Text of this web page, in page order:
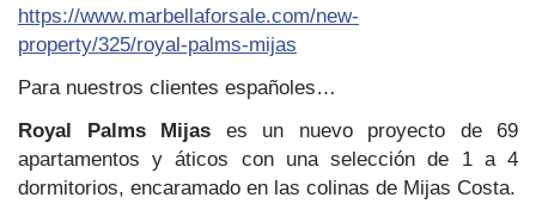
https://www.marbellaforsale.com/new-
property/325/royal-palms-mijas
Para nuestros clientes españoles…
Royal Palms Mijas es un nuevo proyecto de 69
apartamentos y áticos con una selección de 1 a 4
dormitorios, encaramado en las colinas de Mijas Costa.